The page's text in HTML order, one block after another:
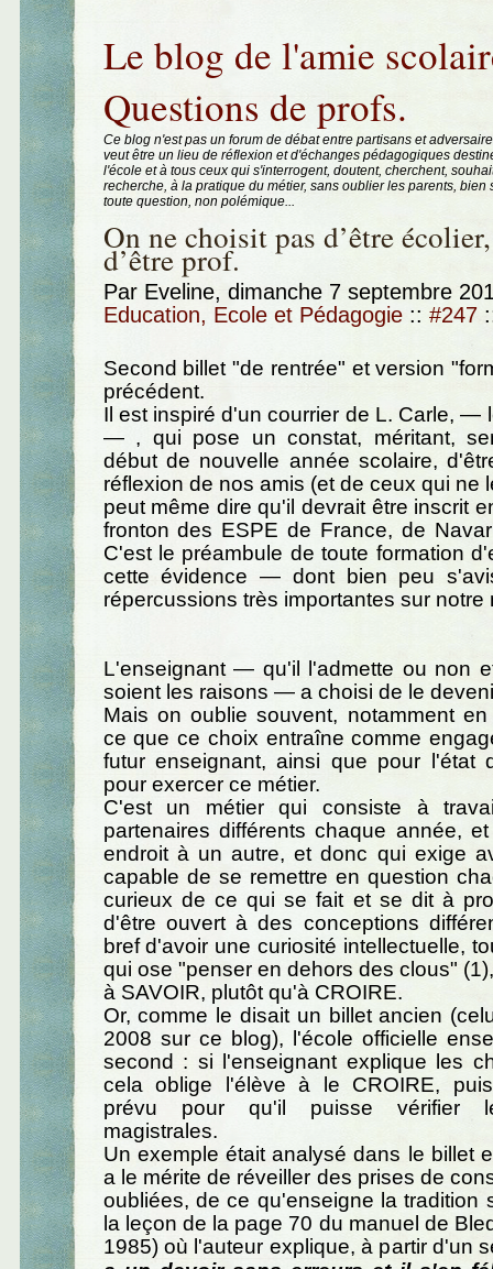
Le blog de l'amie
Questions de profs.
Ce blog n'est pas un forum de débat entre partisans et
veut être un lieu de réflexion et d'échanges pédagogiques
l'école et à tous ceux qui s'interrogent, doutent, cherchent,
recherche, à la pratique du métier, sans oublier les parents, bien
toute question, non polémique...
On ne choisit pas d’être
d’être prof.
Par Eveline, dimanche 7 septembre
Education, Ecole et Pédagogie :: #247
Second billet "de rentrée" et version
précédent.
Il est inspiré d'un courrier de L. Carle, —
— , qui pose un constat, méritant,
début de nouvelle année scolaire,
réflexion de nos amis (et de ceux qui ne
peut même dire qu'il devrait être inscrit
fronton des ESPE de France, de
C'est le préambule de toute formation
cette évidence — dont bien peu
répercussions très importantes sur notre
L'enseignant — qu'il l'admette ou non
soient les raisons — a choisi de le
Mais on oublie souvent, notamment
ce que ce choix entraîne comme
futur enseignant, ainsi que pour l'état
pour exercer ce métier.
C'est un métier qui consiste à
partenaires différents chaque année,
endroit à un autre, et donc qui exige
capable de se remettre en question
curieux de ce qui se fait et se dit à
d'être ouvert à des conceptions
bref d'avoir une curiosité intellectuelle,
qui ose "penser en dehors des clous"
à SAVOIR, plutôt qu'à CROIRE.
Or, comme le disait un billet ancien
2008 sur ce blog), l'école officielle
second : si l'enseignant explique les
cela oblige l'élève à le CROIRE,
prévu pour qu'il puisse vérifier
magistrales.
Un exemple était analysé dans le billet
a le mérite de réveiller des prises de
oubliées, de ce qu'enseigne la tradition
la leçon de la page 70 du manuel de
1985) où l'auteur explique, à partir d'un